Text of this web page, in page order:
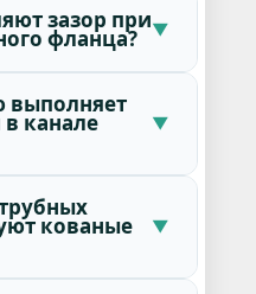
зазор при
фланца?
выполняет
канале
кованые